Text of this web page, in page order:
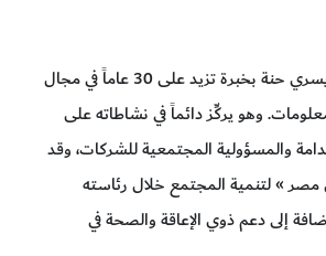
يتمتع المهندس محمد يسري حنة بخبرة تزيد على 30 عاماً في مجال
وهو يركِّز دائماً في نشاطاته على
والمسؤولية المجتمعية للشركات، وقد
» لتنمية المجتمع خلال رئاسته
إلى دعم ذوي الإعاقة والصحة في